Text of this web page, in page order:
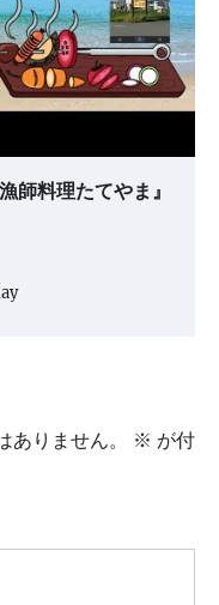
師料理たてやま』
りません。 ※ が付